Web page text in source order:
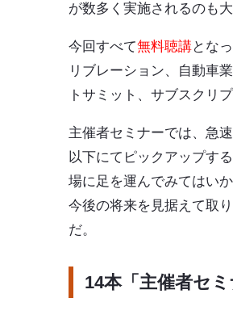
が数多く実施されるのも
今回すべて無料聴講とな
リブレーション、自動車
トサミット、サブスクリ
主催者セミナーでは、急
以下にてピックアップす
場に足を運んでみてはい
今後の将来を見据えて取
だ。
14本「主催者セ